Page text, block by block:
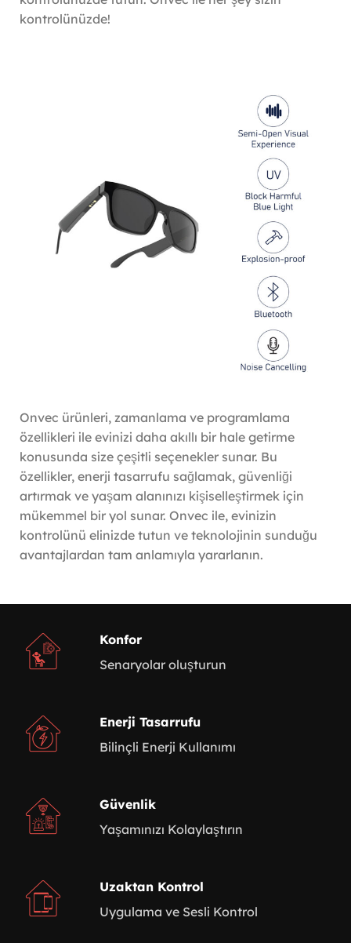
kontrolünüzde!
Onvec ürünleri, zamanlama ve programlama
özellikleri ile evinizi daha akıllı bir hale getirme
konusunda size çeşitli seçenekler sunar. Bu
özellikler, enerji tasarrufu sağlamak, güvenliği
artırmak ve yaşam alanınızı kişiselleştirmek için
mükemmel bir yol sunar. Onvec ile, evinizin
kontrolünü elinizde tutun ve teknolojinin sunduğu
avantajlardan tam anlamıyla yararlanın.
Konfor
Senaryolar oluşturun
Enerji Tasarrufu
Bilinçli Enerji Kullanımı
Güvenlik
Yaşamınızı Kolaylaştırın
Uzaktan Kontrol
Uygulama ve Sesli Kontrol